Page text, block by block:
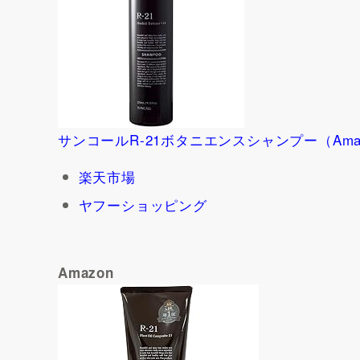
サンコールR-21ボタニエンスシャンプー（
楽天市場
ヤフーショッピング
Amazon